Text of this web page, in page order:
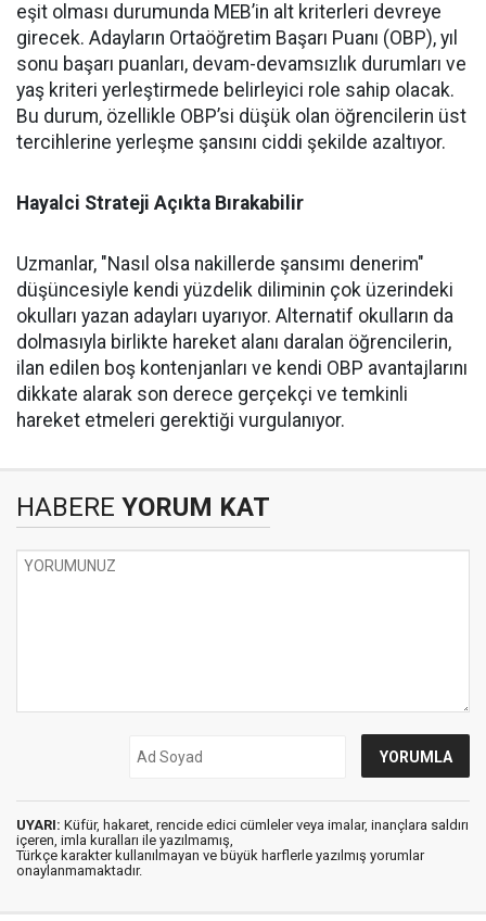
eşit olması durumunda MEB’in alt kriterleri devreye
girecek. Adayların Ortaöğretim Başarı Puanı (OBP), yıl
sonu başarı puanları, devam-devamsızlık durumları ve
yaş kriteri yerleştirmede belirleyici role sahip olacak.
Bu durum, özellikle OBP’si düşük olan öğrencilerin üst
tercihlerine yerleşme şansını ciddi şekilde azaltıyor.
Hayalci Strateji Açıkta Bırakabilir
Uzmanlar, "Nasıl olsa nakillerde şansımı denerim"
düşüncesiyle kendi yüzdelik diliminin çok üzerindeki
okulları yazan adayları uyarıyor. Alternatif okulların da
dolmasıyla birlikte hareket alanı daralan öğrencilerin,
ilan edilen boş kontenjanları ve kendi OBP avantajlarını
dikkate alarak son derece gerçekçi ve temkinli
hareket etmeleri gerektiği vurgulanıyor.
HABERE YORUM KAT
UYARI: Küfür, hakaret, rencide edici cümleler veya imalar, inançlara saldırı
içeren, imla kuralları ile yazılmamış,
Türkçe karakter kullanılmayan ve büyük harflerle yazılmış yorumlar
onaylanmamaktadır.